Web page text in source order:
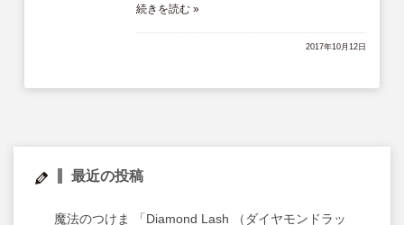
サイトマップ
続きを読む »
2017年10月12日
最近の投稿
魔法のつけま 「Diamond Lash （ダイヤモンドラッ